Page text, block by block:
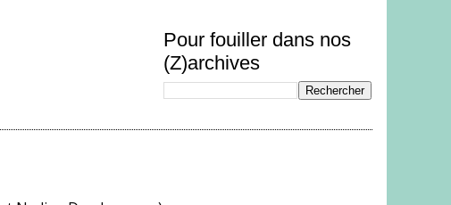
Pour fouiller dans nos
(Z)archives